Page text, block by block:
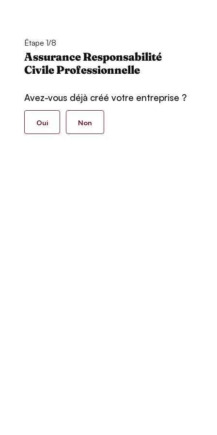
Étape 1/8
Assurance Responsabilité
Civile Professionnelle
Avez-vous déjà créé votre entreprise ?
Oui Non